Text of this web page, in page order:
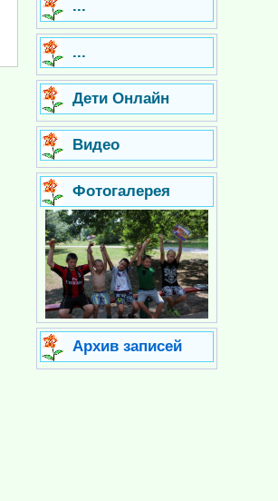
...
...
Дети Онлайн
Видео
Фотогалерея
Архив записей